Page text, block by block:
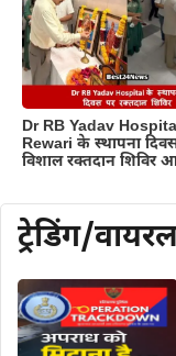
Dr RB Yadav
Rewari के स्थापना
विशाल रक्तदान शिविर
ट्रेडिंग/